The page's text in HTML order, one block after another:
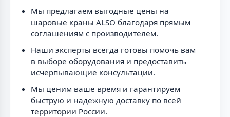
Мы предлагаем выгодные цены на
шаровые краны ALSO благодаря прямым
соглашениям с производителем.
Наши эксперты всегда готовы помочь вам
в выборе оборудования и предоставить
исчерпывающие консультации.
Мы ценим ваше время и гарантируем
быструю и надежную доставку по всей
территории России.